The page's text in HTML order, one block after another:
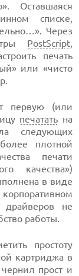
Оставшаяся
списке,
Через
PostScript,
печать
или «чисто
первую (или
печатать на
следующих
плотной
печати
качества»)
в виде
драйверов не
работы.
простоту
картриджа в
прост и